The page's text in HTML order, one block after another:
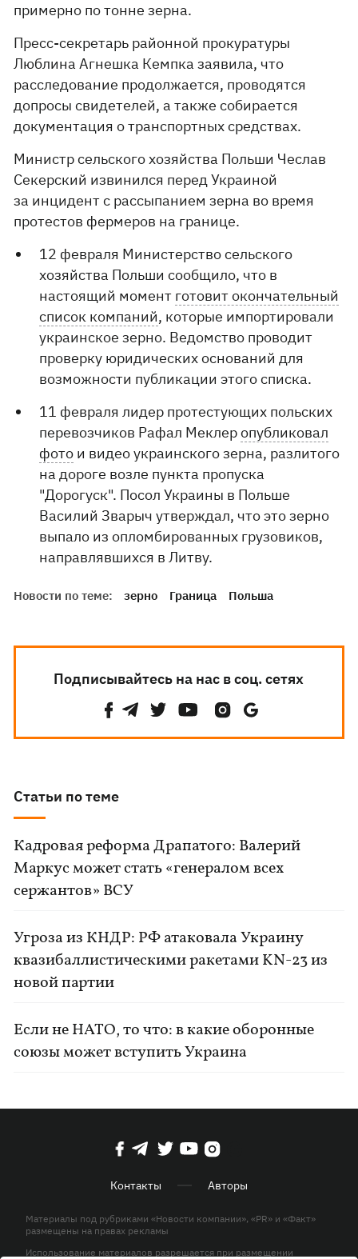
примерно по тонне зерна.
Пресс-секретарь районной прокуратуры
Люблина Агнешка Кемпка заявила, что
расследование продолжается, проводятся
допросы свидетелей, а также собирается
документация о транспортных средствах.
Министр сельского хозяйства Польши Чеслав
Секерский извинился перед Украиной
за инцидент с рассыпанием зерна во время
протестов фермеров на границе.
12 февраля Министерство сельского
хозяйства Польши сообщило, что в
настоящий момент готовит окончательный
список компаний, которые импортировали
украинское зерно. Ведомство проводит
проверку юридических оснований для
возможности публикации этого списка.
11 февраля лидер протестующих польских
перевозчиков Рафал Меклеропубликовал
фото и видео украинского зерна, разлитого
на дороге возле пункта пропуска
"Дорогуск". Посол Украины в Польше
Василий Зварыч утверждал, что это зерно
выпало из опломбированных грузовиков,
направлявшихся в Литву.
Новости по теме: зерно Граница Польша
Подписывайтесь на нас в соц. сетях
Статьи по теме
Кадровая реформа Драпатого: Валерий
Маркус может стать «генералом всех
сержантов» ВСУ
Угроза из КНДР: РФ атаковала Украину
квазибаллистическими ракетами KN-23 из
новой партии
Если не НАТО, то что: в какие оборонные
союзы может вступить Украина
Контакты Авторы
Материалы под рубриками «Новости компании», «PR» и «Факт»
размещены на правах рекламы
Использование материалов разрешается при размещении